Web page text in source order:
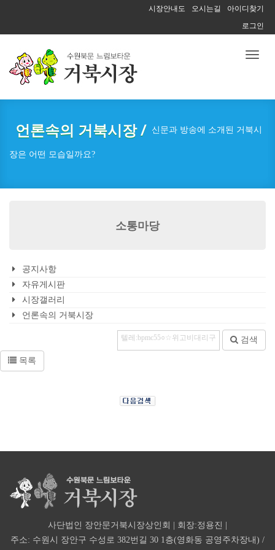
시장안내도 오시는길
아이디찾기
로그인
Toggle
언론속의 거북시장 / 신문과 방송에 소개된 거북시
장은 어떤 모습일까요?
소통마당
공지사항
자유게시판
시장갤러리
언론속의 거북시장
검색
목록
사단법인 장안문거북시장상인회 | 회장:정용진 |
주소: 수원시 장안구 수성로 382번길 30 1층(영화동 공영주차장내) /